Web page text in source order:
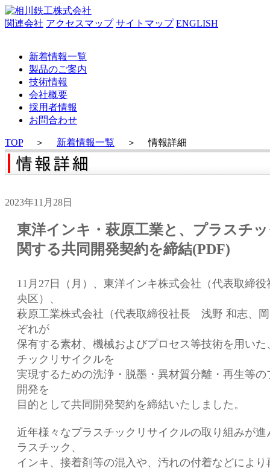
関連会社 アクセスマップ サイトマップ ENGLISH
新着情報一覧
製品のご案内
技術情報
会社概要
採用者情報
お問合わせ
TOP＞ 新着情報一覧 ＞情報詳細
2023年11月28日
東洋インキ・萩原工業と、プラスチ
関する共同開発契約を締結(PDF)
11月27日（月）、東洋インキ株式会社（代表取締
央区）、
萩原工業株式会社（代表取締役社長 浅野 和志、
ぞれが
保有する素材、機械およびプロセス等技術を用い
チックリサイクルを
実現するための洗浄・脱墨・異材質分離・再生等
開発を
目的として共同開発契約を締結いたしました。
近年様々なプラスチックリサイクルの取り組みが
ラスチック、
インキ、接着剤等の混入や、汚れの付着などによ